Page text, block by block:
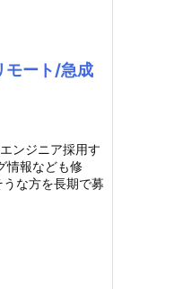
モート/急成
ンジニア採用す
情報なども修
な方を長期で募